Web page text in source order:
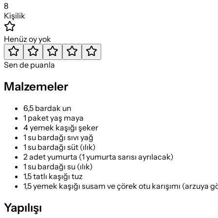
8
Kişilik
Henüz oy yok
Sen de puanla
Malzemeler
6,5 bardak un
1 paket yaş maya
4 yemek kaşığı şeker
1 su bardağı sıvı yağ
1 su bardağı süt (ılık)
2 adet yumurta (1 yumurta sarısı ayrılacak)
1 su bardağı su (ılık)
1,5 tatlı kaşığı tuz
1,5 yemek kaşığı susam ve çörek otu karışımı (arzuya
Yapılışı